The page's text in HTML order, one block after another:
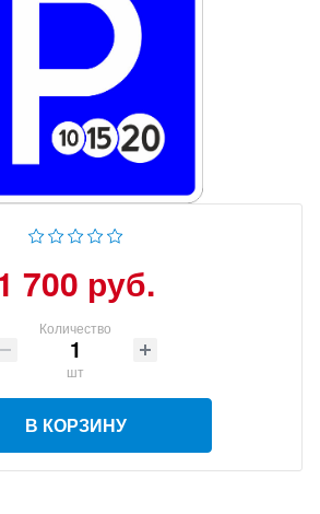
700 руб.
Количество
шт
В КОРЗИНУ